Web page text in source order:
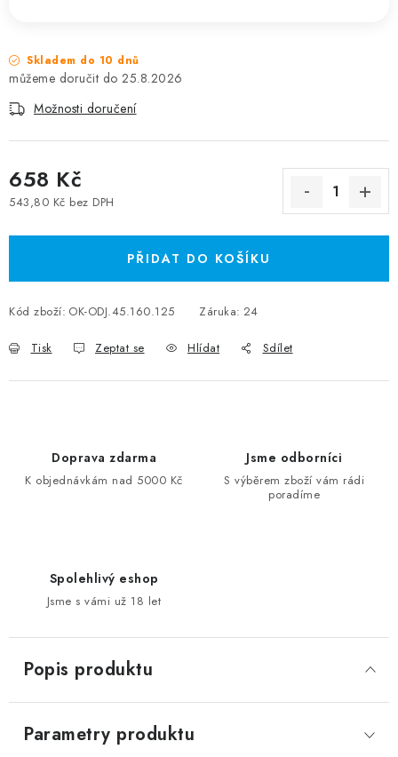
Skladem do 10 dnů
25.8.2026
Možnosti doručení
658 Kč
543,80 Kč bez DPH
PŘIDAT DO KOŠÍKU
Kód zboží: OK-ODJ.45.160.125 Záruka: 24
Tisk Zeptat se Hlídat Sdílet
Doprava zdarma
K objednávkám nad 5000 Kč
Jsme odborníci
S výběrem zboží vám rádi
poradíme
Spolehlivý eshop
Jsme s vámi už 18 let
Popis produktu
Parametry produktu